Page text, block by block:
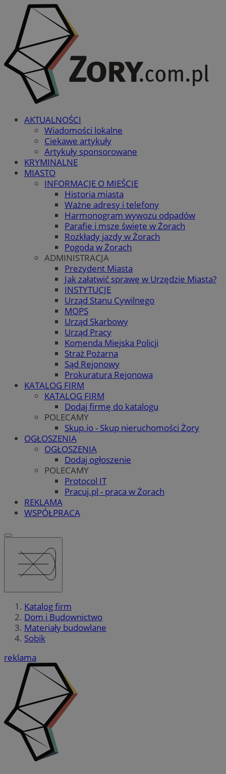
AKTUALNOŚCI
Wiadomości lokalne
Ciekawe artykuły
Artykuły sponsorowane
KRYMINALNE
MIASTO
INFORMACJE O MIEŚCIE
Historia miasta
Ważne adresy i telefony
Harmonogram wywozu odpadów
Parafie i msze święte w Żorach
Rozkłady jazdy w Żorach
Pogoda w Żorach
ADMINISTRACJA
Prezydent Miasta
Jak załatwić sprawę w Urzędzie Miasta?
INSTYTUCJE
Urząd Stanu Cywilnego
MOPS
Urząd Skarbowy
Urząd Pracy
Komenda Miejska Policji
Straż Pożarna
Sąd Rejonowy
Prokuratura Rejonowa
KATALOG FIRM
KATALOG FIRM
Dodaj firmę do katalogu
POLECAMY
Skup.io - Skup nieruchomości Żory
OGŁOSZENIA
OGŁOSZENIA
Dodaj ogłoszenie
POLECAMY
Protocol IT
Pracuj.pl - praca w Żorach
REKLAMA
WSPÓŁPRACA
Katalog firm
Dom i Budownictwo
Materiały budowlane
Sobik
reklama